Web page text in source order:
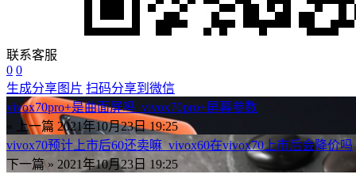
联系客服
0 0
生成分享图片 扫码分享到微信
vivox70pro+是曲面屏吗_vivox70pro+屏幕参数
« 上一篇 2021年10月23日 19:25
vivox70预计上市后60还卖嘛_vivox60在vivox70上市后会降价吗
下一篇 » 2021年10月23日 19:25